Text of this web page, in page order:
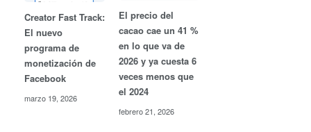
Creator Fast Track:
El nuevo
programa de
monetización de
Facebook
marzo 19, 2026
El precio del
cacao cae un 41 %
en lo que va de
2026 y ya cuesta 6
veces menos que
el 2024
febrero 21, 2026